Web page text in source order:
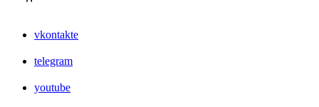
vkontakte
telegram
youtube